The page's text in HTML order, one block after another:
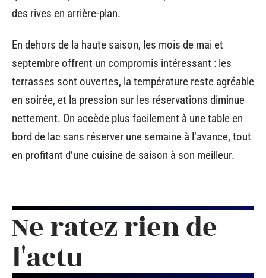
des rives en arrière-plan.
En dehors de la haute saison, les mois de mai et
septembre offrent un compromis intéressant : les
terrasses sont ouvertes, la température reste agréable
en soirée, et la pression sur les réservations diminue
nettement. On accède plus facilement à une table en
bord de lac sans réserver une semaine à l’avance, tout
en profitant d’une cuisine de saison à son meilleur.
Ne ratez rien de
l'actu